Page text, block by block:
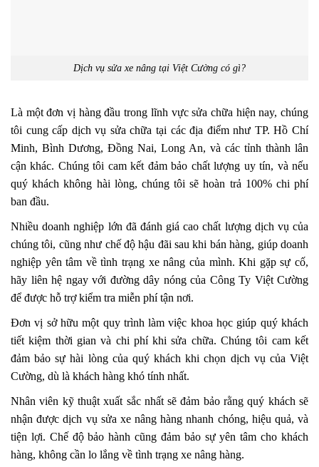
Dịch vụ sửa xe nâng tại Việt Cường có gì?
Là một đơn vị hàng đầu trong lĩnh vực sửa chữa hiện nay, chúng
tôi cung cấp dịch vụ sửa chữa tại các địa điểm như TP. Hồ Chí
Minh, Bình Dương, Đồng Nai, Long An, và các tỉnh thành lân
cận khác. Chúng tôi cam kết đảm bảo chất lượng uy tín, và nếu
quý khách không hài lòng, chúng tôi sẽ hoàn trả 100% chi phí
ban đầu.
Nhiều doanh nghiệp lớn đã đánh giá cao chất lượng dịch vụ của
chúng tôi, cũng như chế độ hậu đãi sau khi bán hàng, giúp doanh
nghiệp yên tâm về tình trạng xe nâng của mình. Khi gặp sự cố,
hãy liên hệ ngay với đường dây nóng của Công Ty Việt Cường
để được hỗ trợ kiểm tra miễn phí tận nơi.
Đơn vị sở hữu một quy trình làm việc khoa học giúp quý khách
tiết kiệm thời gian và chi phí khi sửa chữa. Chúng tôi cam kết
đảm bảo sự hài lòng của quý khách khi chọn dịch vụ của Việt
Cường, dù là khách hàng khó tính nhất.
Nhân viên kỹ thuật xuất sắc nhất sẽ đảm bảo rằng quý khách sẽ
nhận được dịch vụ sửa xe nâng hàng nhanh chóng, hiệu quả, và
tiện lợi. Chế độ bảo hành cũng đảm bảo sự yên tâm cho khách
hàng, không cần lo lắng về tình trạng xe nâng hàng.